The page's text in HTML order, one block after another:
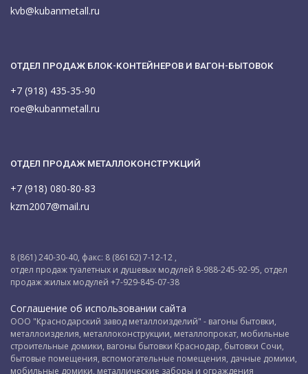
kvb@kubanmetall.ru
ОТДЕЛ ПРОДАЖ БЛОК-КОНТЕЙНЕРОВ И ВАГОН-БЫТОВОК
+7 (918) 435-35-90
roe@kubanmetall.ru
ОТДЕЛ ПРОДАЖ МЕТАЛЛОКОНСТРУКЦИЙ
+7 (918) 080-80-83
kzm2007@mail.ru
8 (861) 240-30-40, факс: 8 (86162) 7-12-12 ,
отдел продаж туалетных и душевых модулей 8-988-245-92-95, отдел
продаж жилых модулей +7-929-845-07-38
Соглашение об использовании сайта
ООО "Краснодарский завод металлоизделий" - вагоны бытовки,
металлоизделия, металлоконструкции, металлопрокат, мобильные
строительные домики, вагоны бытовки Краснодар, бытовки Сочи,
бытовые помещения, вспомогательные помещения, дачные домики,
мобильные домики, металлические заборы и ограждения